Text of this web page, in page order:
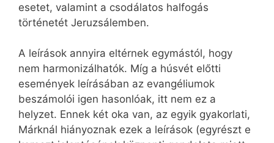
esetet, valamint a csodálatos halfogás
történetét Jeruzsálemben.
A leírások annyira eltérnek egymástól, hogy
nem harmonizálhatók. Míg a húsvét előtti
események leírásában az evangéliumok
beszámolói igen hasonlóak, itt nem ez a
helyzet. Ennek két oka van, az egyik gyakorlati,
Márknál hiányoznak ezek a leírások (egyrészt e